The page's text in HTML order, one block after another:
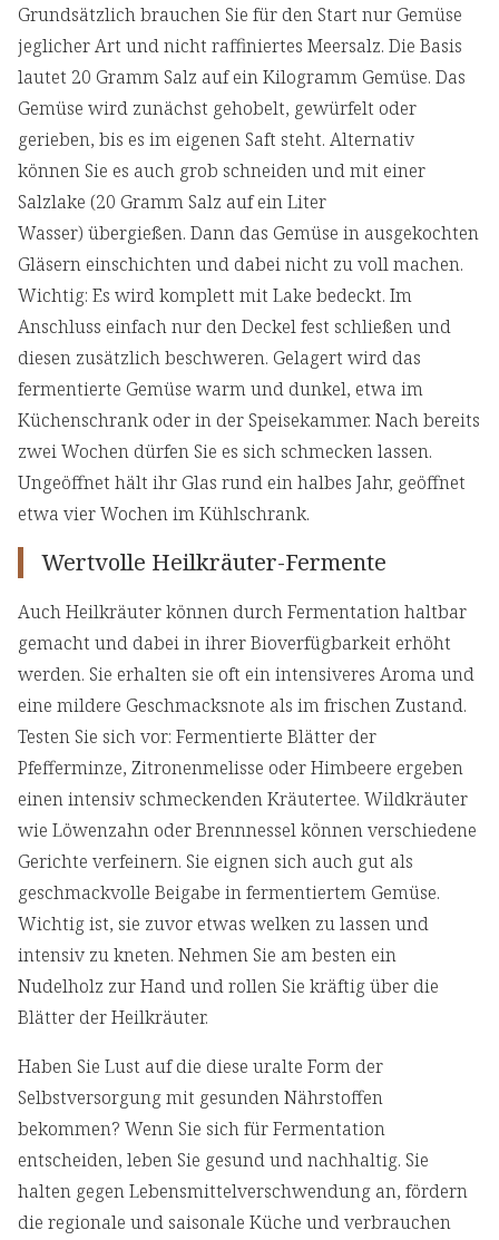
Grundsätzlich brauchen Sie für den Start nur Gemüse
jeglicher Art und nicht raffiniertes Meersalz. Die Basis
lautet 20 Gramm Salz auf ein Kilogramm Gemüse. Das
Gemüse wird zunächst gehobelt, gewürfelt oder
gerieben, bis es im eigenen Saft steht. Alternativ
können Sie es auch grob schneiden und mit einer
Salzlake (20 Gramm Salz auf ein Liter
Wasser) übergießen. Dann das Gemüse in ausgekochten
Gläsern einschichten und dabei nicht zu voll machen.
Wichtig: Es wird komplett mit Lake bedeckt. Im
Anschluss einfach nur den Deckel fest schließen und
diesen zusätzlich beschweren. Gelagert wird das
fermentierte Gemüse warm und dunkel, etwa im
Küchenschrank oder in der Speisekammer. Nach bereits
zwei Wochen dürfen Sie es sich schmecken lassen.
Ungeöffnet hält ihr Glas rund ein halbes Jahr, geöffnet
etwa vier Wochen im Kühlschrank.
Wertvolle Heilkräuter-Fermente
Auch Heilkräuter können durch Fermentation haltbar
gemacht und dabei in ihrer Bioverfügbarkeit erhöht
werden. Sie erhalten sie oft ein intensiveres Aroma und
eine mildere Geschmacksnote als im frischen Zustand.
Testen Sie sich vor: Fermentierte Blätter der
Pfefferminze, Zitronenmelisse oder Himbeere ergeben
einen intensiv schmeckenden Kräutertee. Wildkräuter
wie Löwenzahn oder Brennnessel können verschiedene
Gerichte verfeinern. Sie eignen sich auch gut als
geschmackvolle Beigabe in fermentiertem Gemüse.
Wichtig ist, sie zuvor etwas welken zu lassen und
intensiv zu kneten. Nehmen Sie am besten ein
Nudelholz zur Hand und rollen Sie kräftig über die
Blätter der Heilkräuter.
Haben Sie Lust auf die diese uralte Form der
Selbstversorgung mit gesunden Nährstoffen
bekommen? Wenn Sie sich für Fermentation
entscheiden, leben Sie gesund und nachhaltig. Sie
halten gegen Lebensmittelverschwendung an, fördern
die regionale und saisonale Küche und verbrauchen